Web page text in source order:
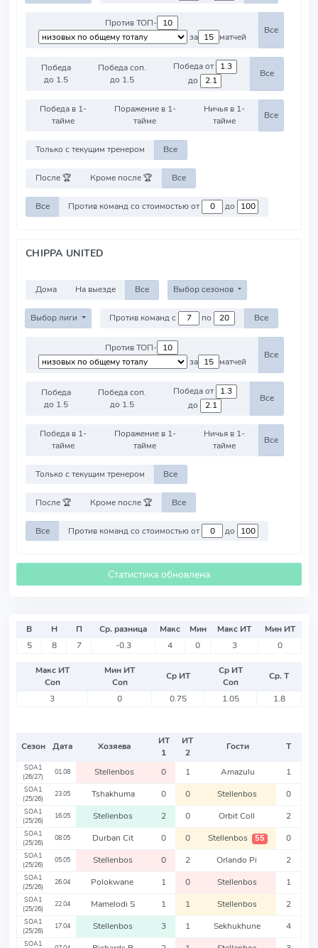
Против ТОП-
за
матчей
Все
Победа
до 1.5
Победа соп.
до 1.5
Победа от
до
Все
Победа в 1-
тайме
Поражение в 1-
тайме
Ничья в 1-
тайме
Все
Только с текущим тренером Все
После 🏆 Кроме после 🏆 Все
Все Против команд со стоимостью от до
CHIPPA UNITED
Дома На выезде Все Выбор сезонов
Выбор лиги Против команд с по Все
Против ТОП-
за
матчей
Все
Победа
до 1.5
Победа соп.
до 1.5
Победа от
до
Все
Победа в 1-
тайме
Поражение в 1-
тайме
Ничья в 1-
тайме
Все
Только с текущим тренером Все
После 🏆 Кроме после 🏆 Все
Все Против команд со стоимостью от до
Статистика обновлена
В Н П Ср. разница Макс Мин Макс ИТ
Мин ИТ
5
8 7 -0.3 4 0 3 0
Макс ИТ
Соп
Мин ИТ
Соп
Ср ИТ
Ср ИТ
Соп
Ср. Т
3
0 0.75 1.05 1.8
Сезон Дата Хозяева
ИТ
1
ИТ
2
Гости Т
SOA1
(26/27)
01.08 Stellenbos 0 1 Amazulu 1
SOA1
(25/26)
23.05 Tshakhuma 0 0 Stellenbos 0
SOA1
(25/26)
16.05 Stellenbos 2 0 Orbit Coll 2
SOA1
(25/26)
08.05 Durban Cit 0 0 Stellenbos 55 0
SOA1
(25/26)
05.05 Stellenbos 0 2 Orlando Pi 2
SOA1
(25/26)
26.04 Polokwane 1 0 Stellenbos 1
SOA1
(25/26)
22.04 Mamelodi S 1 1 Stellenbos 2
SOA1
(25/26)
17.04 Stellenbos 3 1 Sekhukhune 4
SOA1